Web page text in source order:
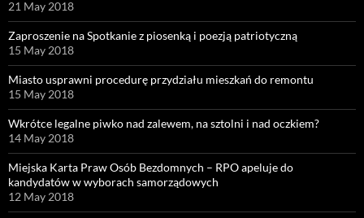
21 May 2018
Zaproszenie na Spotkanie z piosenką i poezją patriotyczną
15 May 2018
Miasto usprawni procedurę przydziału mieszkań do remontu
15 May 2018
Wkrótce legalne piwko nad zalewem, na sztolni i nad oczkiem?
14 May 2018
Miejska Karta Praw Osób Bezdomnych – RPO apeluje do
kandydatów w wyborach samorządowych
12 May 2018